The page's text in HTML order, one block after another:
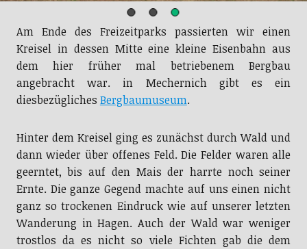
Am Ende des Freizeitparks passierten wir einen
Kreisel in dessen Mitte eine kleine Eisenbahn aus
dem hier früher mal betriebenem Bergbau
angebracht war. in Mechernich gibt es ein
diesbezügliches Bergbaumuseum.
Hinter dem Kreisel ging es zunächst durch Wald und
dann wieder über offenes Feld. Die Felder waren alle
geerntet, bis auf den Mais der harrte noch seiner
Ernte. Die ganze Gegend machte auf uns einen nicht
ganz so trockenen Eindruck wie auf unserer letzten
Wanderung in Hagen. Auch der Wald war weniger
trostlos da es nicht so viele Fichten gab die dem